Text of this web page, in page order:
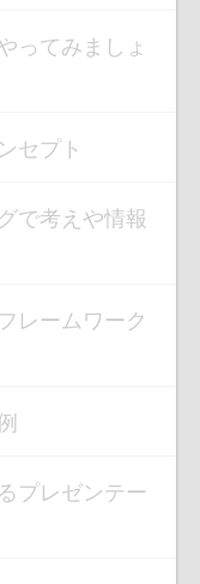
ってみましょ
セプト
で考えや情報
レームワーク
プレゼンテー